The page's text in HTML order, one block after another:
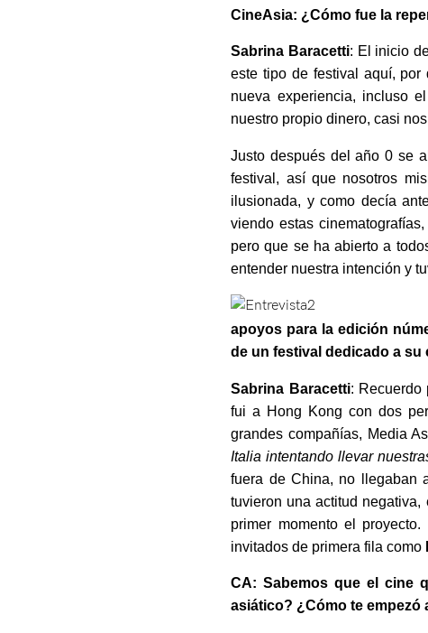
CineAsia: ¿Cómo fue la
Sabrina Baracetti: El inicio
este tipo de festival aquí,
nueva experiencia, incluso
nuestro propio dinero, casi
Justo después del año 0 se
festival, así que nosotros
ilusionada, y como decía
viendo estas
pero que se ha abierto a
entender nuestra intención y
apoyos para la edición
de un festival dedicado a su
Sabrina Baracetti: Recuerdo
fui a Hong Kong con dos
grandes compañías, Media
Italia intentando llevar
fuera de China, no llegaban
tuvieron una actitud
primer momento el
invitados de primera fila como
CA: Sabemos que el cine
asiático? ¿Cómo te empezó